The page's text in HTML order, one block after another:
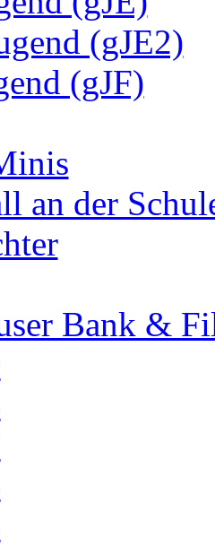
(gJE2)
(gJF)
an der
Bank &